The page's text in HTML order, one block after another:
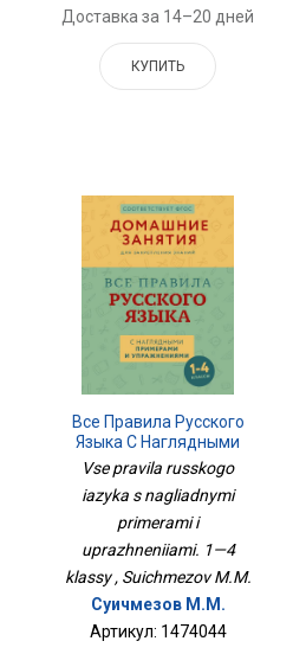
Доставка за 14–20 дней
КУПИТЬ
Все Правила Русского
Языка С Наглядными
Примерами И
Упражнениями. 1—4
Классы
Vse pravila russkogo
iazyka s nagliadnymi
primerami i
uprazhneniiami. 1—4
klassy , Suichmezov M.M.
Суичмезов М.М.
Артикул: 1474044